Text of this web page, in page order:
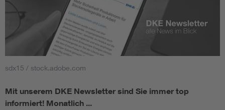
sdx15 / stock.adobe.com
Mit unserem DKE Newsletter sind Sie immer top
informiert! Monatlich ...